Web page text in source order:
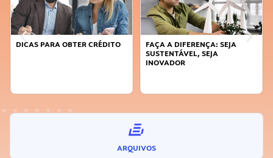
DICAS PARA OBTER CRÉDITO
FAÇA A DIFERENÇA: SEJA
SUSTENTÁVEL, SEJA
INOVADOR
ARQUIVOS